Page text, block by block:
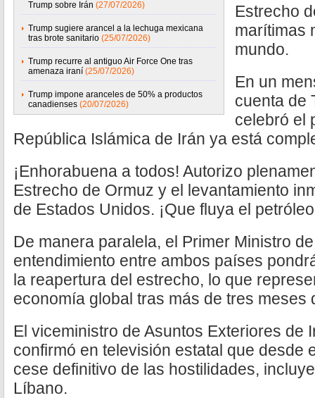
Trump sobre Irán (27/07/2026)
Trump sugiere arancel a la lechuga mexicana
tras brote sanitario (25/07/2026)
Trump recurre al antiguo Air Force One tras
amenaza iraní (25/07/2026)
Trump impone aranceles de 50% a productos
canadienses (20/07/2026)
Estrecho
marítimas
mundo.
En un
cuenta de
celebró el
República Islámica de Irán ya está
¡Enhorabuena a todos! Autorizo
Estrecho de Ormuz y el levantamiento
de Estados Unidos. ¡Que fluya el
De manera paralela, el Primer Ministro
entendimiento entre ambos países
la reapertura del estrecho, lo que
economía global tras más de tres meses
El viceministro de Asuntos Exteriores de
confirmó en televisión estatal que desde
cese definitivo de las hostilidades,
Líbano.